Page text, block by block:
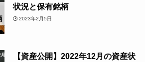
状況と保有銘柄
2023年2月5日
【資産公開】2022年12月の資産状